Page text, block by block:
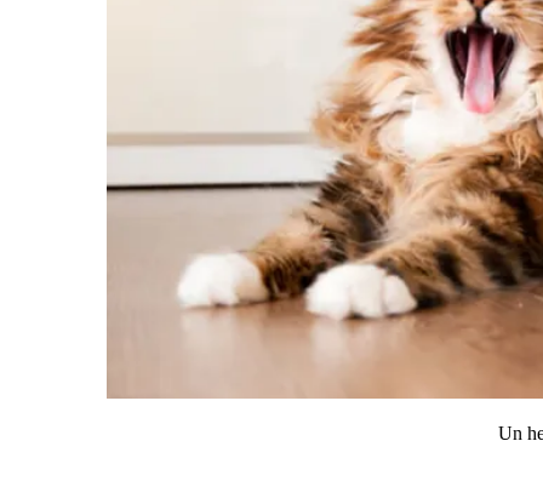
Un